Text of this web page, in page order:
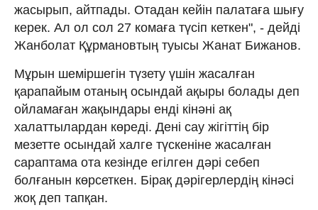
жасырып, айтпады. Отадан кейін палатаға шығу
керек. Ал ол сол 27 комаға түсіп кеткен", - дейді
Жанболат Құрмановтың туысы Жанат Бижанов.
Мұрын шеміршегін түзету үшін жасалған
қарапайым отаның осындай ақыры болады деп
ойламаған жақындары енді кінәні ақ
халаттылардан көреді. Дені сау жігіттің бір
мезетте осындай халге түскеніне жасалған
сараптама ота кезінде егілген дәрі себеп
болғанын көрсеткен. Бірақ дәрігерлердің кінәсі
жоқ деп тапқан.